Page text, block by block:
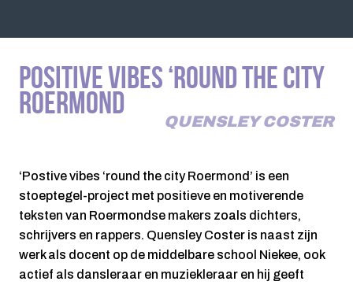
POSITIVE VIBES ‘ROUND THE CITY
ROERMOND
QUENSLEY COSTER
‘Postive vibes ‘round the city Roermond’ is een
stoeptegel-project met positieve en motiverende
teksten van Roermondse makers zoals dichters,
schrijvers en rappers. Quensley Coster is naast zijn
werk als docent op de middelbare school Niekee, ook
actief als dansleraar en muziekleraar en hij geeft